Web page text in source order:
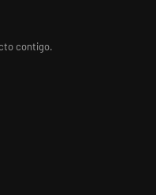
contigo.